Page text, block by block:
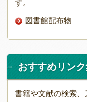
す。
図書館配布物
おすすめリン
書籍や文献の検索